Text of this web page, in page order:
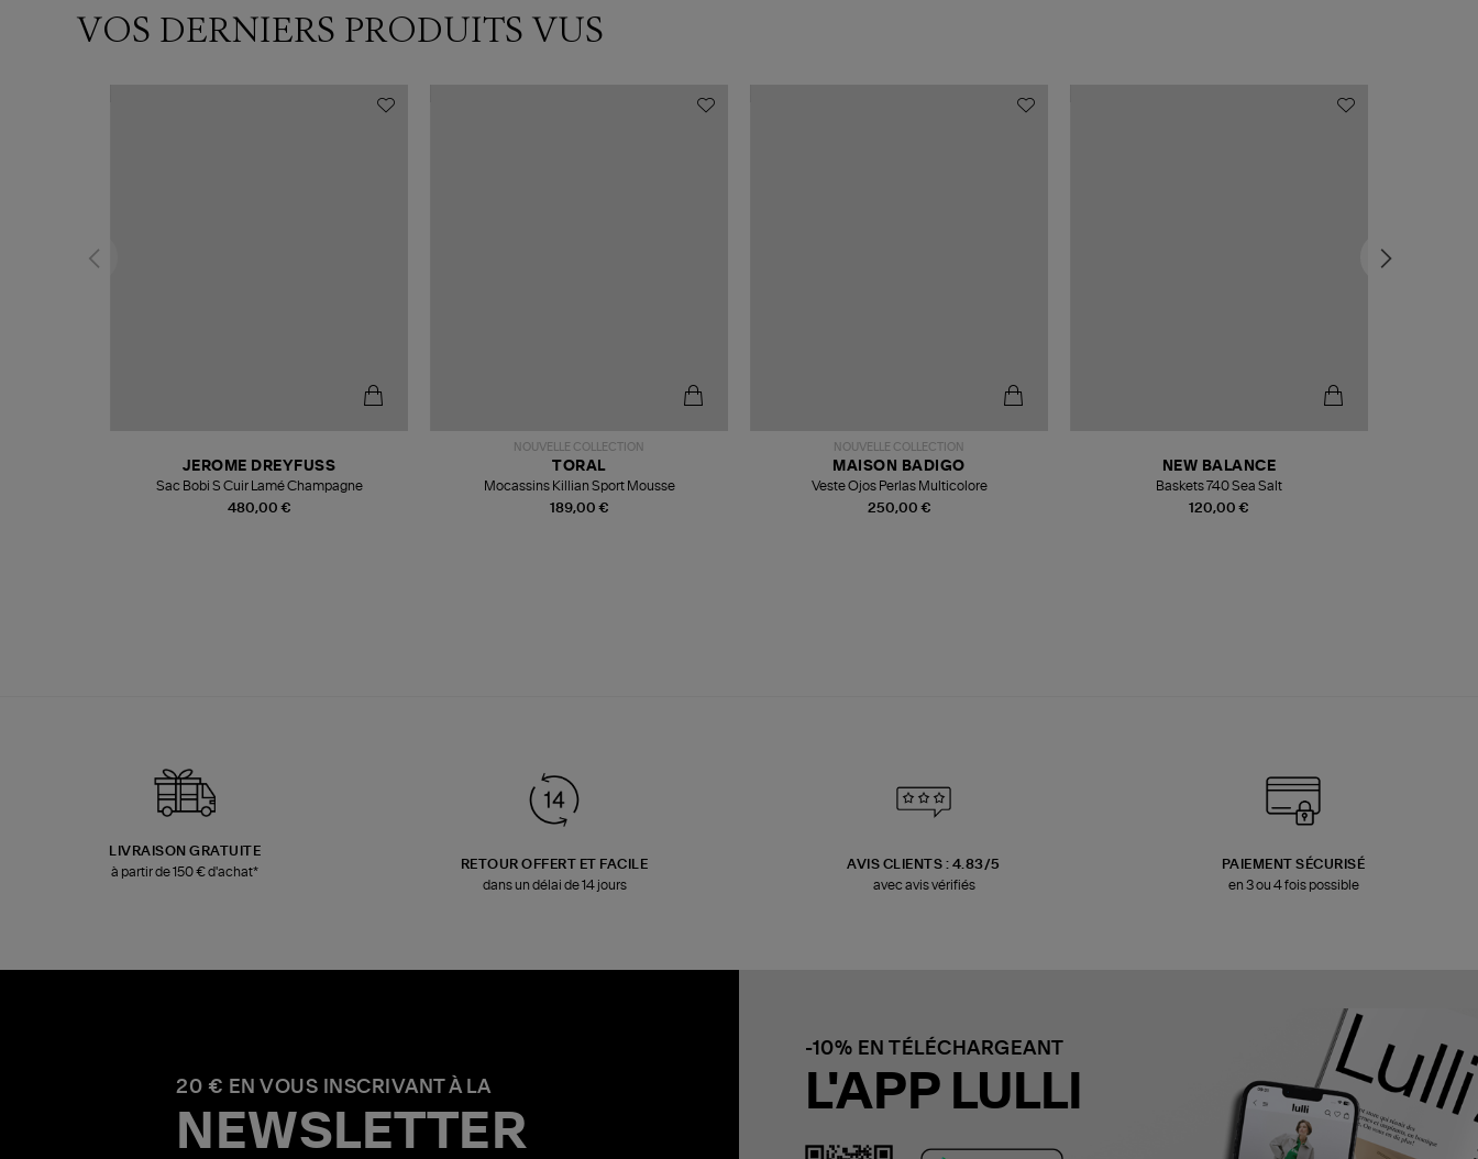
VOS DERNIERS PRODUITS VUS
480,00 €
JEROME DREYFUSS
Sac Bobi S Cuir Lamé Champagne
NOUVELLE COLLECTION
189,00 €
TORAL
Mocassins Killian Sport Mousse
NOUVELLE COLLECTION
250,00 €
MAISON BADIGO
Veste Ojos Perlas Multicolore
120,00 €
NEW BALANCE
Baskets 740 Sea Salt
LIVRAISON GRATUITE
à partir de 150 € d'achat*
RETOUR OFFERT ET FACILE
dans un délai de 14 jours
AVIS CLIENTS : 4.83/5
avec avis vérifiés
PAIEMENT SÉCURISÉ
en 3 ou 4 fois possible
20 € EN VOUS INSCRIVANT À LA
NEWSLETTER
-10% EN TÉLÉCHARGEANT
L'APP LULLI